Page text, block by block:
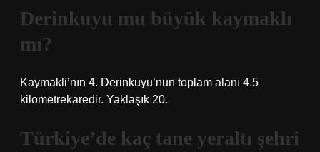
Derinkuyu mu büyük kaymaklı
mı?
Kaymakli’nın 4. Derinkuyu’nun toplam alanı 4.5
kilometrekaredir. Yaklaşık 20.
Türkiye’de kaç tane yeraltı şehri